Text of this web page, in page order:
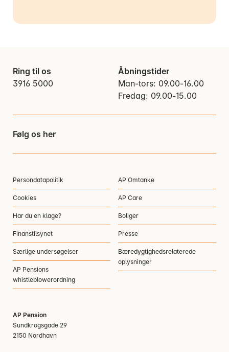
Ring til os
3916 5000
Åbningstider
Man-tors: 09.00-16.00
Fredag: 09.00-15.00
Følg os her
Persondatapolitik
Cookies
Har du en klage?
Finanstilsynet
Særlige undersøgelser
AP Pensions
whistleblowerordning
AP Omtanke
AP Care
Boliger
Presse
Bæredygtighedsrelaterede
oplysninger
AP Pension
Sundkrogsgade 29
2150 Nordhavn